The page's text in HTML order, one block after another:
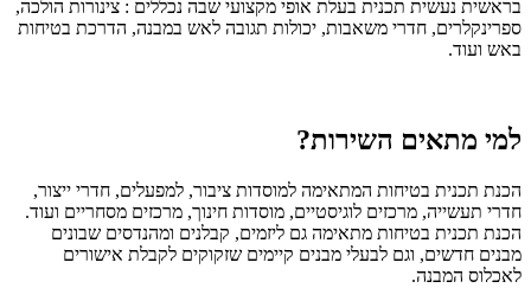
בראשית נעשית תכנית בעלת אופי מקצועי שבה נכללים : צינורות הולכה,
ספרינקלרים, חדרי משאבות, יכולות תגובה לאש במבנה, הדרכת בטיחות
באש ועוד.
למי מתאים השירות?
הכנת תכנית בטיחות המתאימה למוסדות ציבור, למפעלים, חדרי ייצור,
חדרי תעשייה, מרכזים לוגיסטיים, מוסדות חינוך, מרכזים מסחריים ועוד.
הכנת תכנית בטיחות מתאימה גם ליזמים, קבלנים ומהנדסים שבונים
מבנים חדשים, וגם לבעלי מבנים קיימים שזקוקים לקבלת אישורים
לאכלוס המבנה.